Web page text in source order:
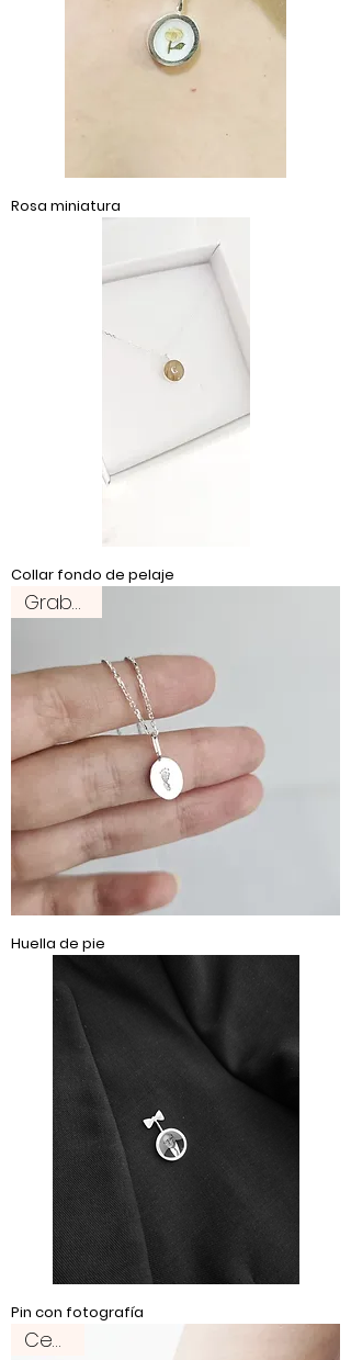
Rosa miniatura
Collar fondo de pelaje
Grabado
Huella de pie
Pin con fotografía
Ceniza